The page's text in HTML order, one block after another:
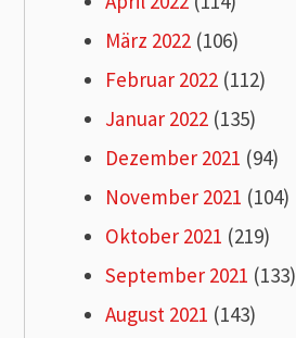
März 2022 (106)
Februar 2022 (112)
Januar 2022 (135)
Dezember 2021 (94)
November 2021 (104)
Oktober 2021 (219)
September 2021 (133)
August 2021 (143)